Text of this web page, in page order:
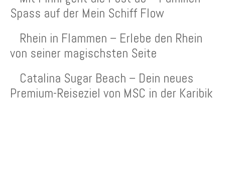
Spass auf der Mein Schiff Flow
Rhein in Flammen – Erlebe den Rhein
von seiner magischsten Seite
Catalina Sugar Beach – Dein neues
Premium-Reiseziel von MSC in der Karibik